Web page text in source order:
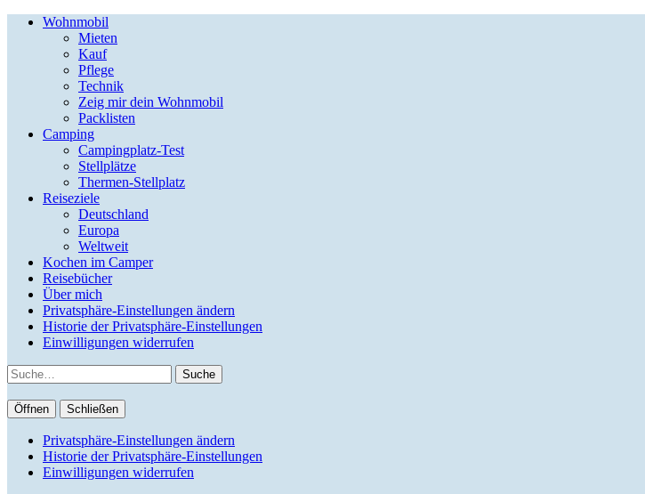
Wohnmobil
Mieten
Kauf
Pflege
Technik
Zeig mir dein Wohnmobil
Packlisten
Camping
Campingplatz-Test
Stellplätze
Thermen-Stellplatz
Reiseziele
Deutschland
Europa
Weltweit
Kochen im Camper
Reisebücher
Über mich
Privatsphäre-Einstellungen ändern
Historie der Privatsphäre-Einstellungen
Einwilligungen widerrufen
Suche
Öffnen Schließen
Privatsphäre-Einstellungen ändern
Historie der Privatsphäre-Einstellungen
Einwilligungen widerrufen